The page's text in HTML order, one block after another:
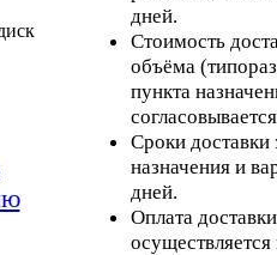
дней.
Стоимость
объёма
пункта
Сроки доставки
назначения и
дней.
Оплата